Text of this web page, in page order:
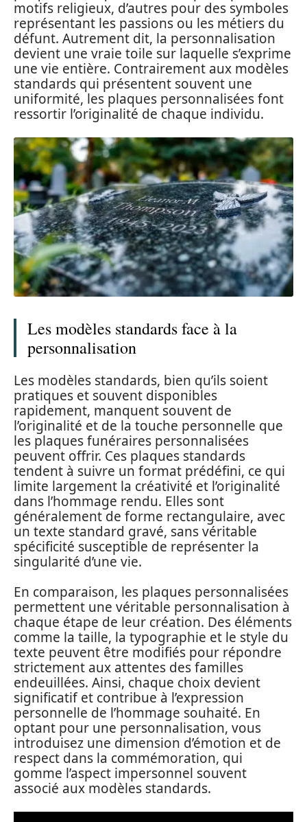
motifs religieux, d’autres pour des symboles
représentant les passions ou les métiers du
défunt. Autrement dit, la personnalisation
devient une vraie toile sur laquelle s’exprime
une vie entière. Contrairement aux modèles
standards qui présentent souvent une
uniformité, les plaques personnalisées font
ressortir l’originalité de chaque individu.
Les modèles standards face à la
personnalisation
Les modèles standards, bien qu’ils soient
pratiques et souvent disponibles
rapidement, manquent souvent de
l’originalité et de la touche personnelle que
les plaques funéraires personnalisées
peuvent offrir. Ces plaques standards
tendent à suivre un format prédéfini, ce qui
limite largement la créativité et l’originalité
dans l’hommage rendu. Elles sont
généralement de forme rectangulaire, avec
un texte standard gravé, sans véritable
spécificité susceptible de représenter la
singularité d’une vie.
En comparaison, les plaques personnalisées
permettent une véritable personnalisation à
chaque étape de leur création. Des éléments
comme la taille, la typographie et le style du
texte peuvent être modifiés pour répondre
strictement aux attentes des familles
endeuillées. Ainsi, chaque choix devient
significatif et contribue à l’expression
personnelle de l’hommage souhaité. En
optant pour une personnalisation, vous
introduisez une dimension d’émotion et de
respect dans la commémoration, qui
gomme l’aspect impersonnel souvent
associé aux modèles standards.